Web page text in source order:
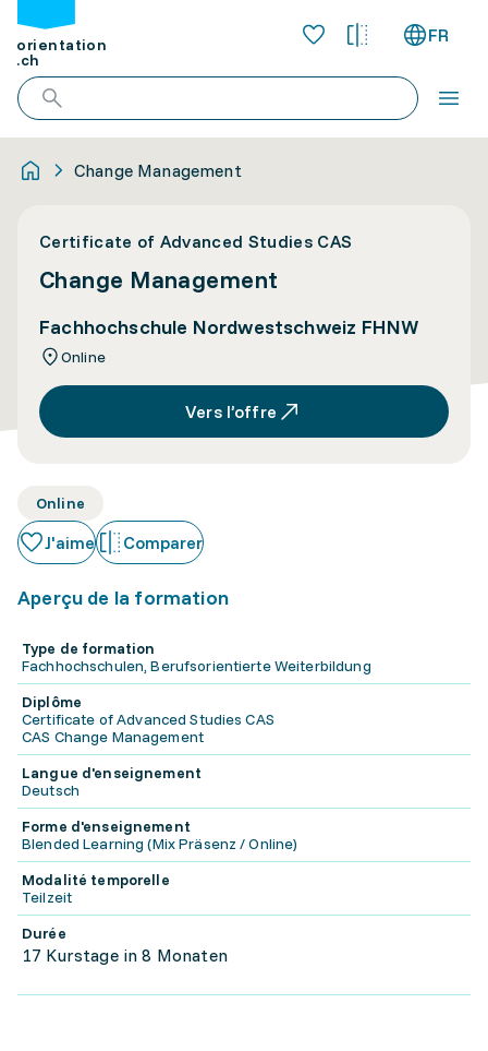
orientation
.ch
FR
Change Management
Certificate of Advanced Studies CAS
Change Management
Fachhochschule Nordwestschweiz FHNW
Online
Vers l’offre
Online
J'aime Comparer
Aperçu de la formation
Type de formation
Fachhochschulen, Berufsorientierte Weiterbildung
Diplôme
Certificate of Advanced Studies CAS
CAS Change Management
Langue d'enseignement
Deutsch
Forme d'enseignement
Blended Learning (Mix Präsenz / Online)
Modalité temporelle
Teilzeit
Durée
17 Kurstage in 8 Monaten